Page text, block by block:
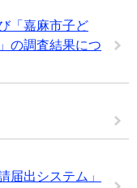
「嘉麻市子ど
の調査結果につ
届出システム」